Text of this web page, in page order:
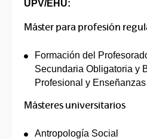
UPV/EHU:
Máster para profesión
Formación del
Secundaria Obligatoria y
Profesional y
Másteres universitarios
Antropología Social